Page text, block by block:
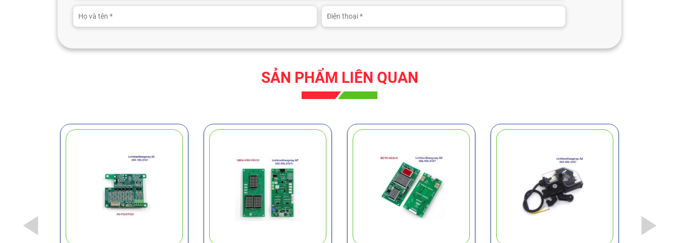
SẢN PHẨM LIÊN QUAN